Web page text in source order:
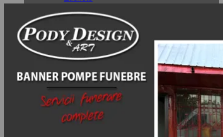
Mape prezentare
Pliante
Roll up
Producție publicitară
Banner
Colantări
Litere Volumetrice
Mesh
Panouri publicitare
Roll-Up
Steaguri